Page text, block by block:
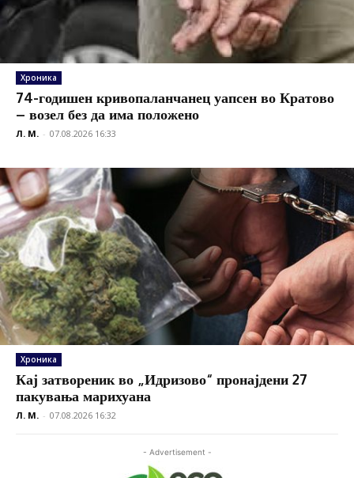
Хроника
74-годишен кривопаланчанец уапсен во Кратово
– возел без да има положено
Л. М. - 07.08.2026 16:33
Хроника
Кај затвореник во „Идризово“ пронајдени 27
пакувања марихуана
Л. М. - 07.08.2026 16:32
- Advertisement -